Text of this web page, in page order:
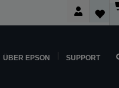
ÜBER EPSON SUPPORT